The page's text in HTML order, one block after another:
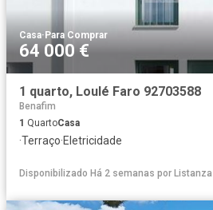
Casa·Para Comprar
64 000 €
1 quarto, Loulé Faro 92703588
Benafim
1 QuartoCasa
·Terraço·Eletricidade
Disponibilizado Há 2 semanas por Listanza